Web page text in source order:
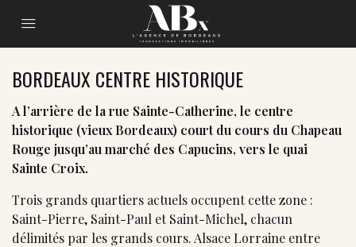
BORDEAUX CENTRE HISTORIQUE
A l’arrière de la rue Sainte-Catherine, le centre
historique (vieux Bordeaux) court du cours du Chapeau
Rouge jusqu’au marché des Capucins, vers le quai
Sainte Croix.
Trois grands quartiers actuels occupent cette zone :
Saint-Pierre, Saint-Paul et Saint-Michel, chacun
délimités par les grands cours. Alsace Lorraine entre